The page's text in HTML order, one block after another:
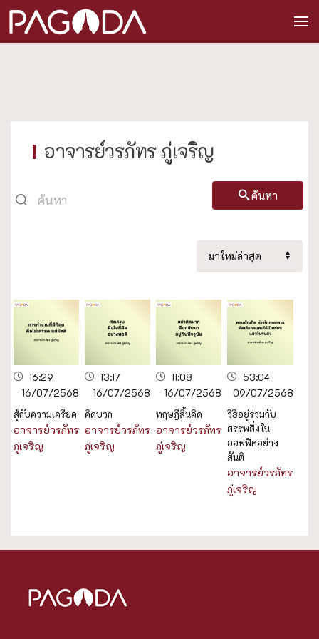
อาจารย์วรภัทร ภู่เจริญ
ค้นหา
16:29
16/07/2568
สู้กับความเครียด
อาจารย์วรภัทร
ภู่เจริญ
13:17
16/07/2568
คิดบวก
อาจารย์วรภัทร
ภู่เจริญ
11:08
16/07/2568
ทฤษฎีสิ้นคิด
อาจารย์วรภัทร
ภู่เจริญ
53:04
09/07/2568
วิธีอยู่ร่วมกับ
สรรพสิ่งใน
ออฟฟิศอย่าง
สันติ
อาจารย์วรภัทร
ภู่เจริญ